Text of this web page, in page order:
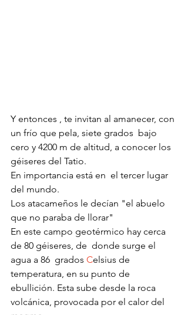
Y entonces , te invitan al amanecer, con
un frío que pela, siete grados  bajo
cero y 4200 m de altitud, a conocer los
géiseres del Tatio.
En importancia está en  el tercer lugar
del mundo.
Los atacameños le decían "el abuelo
que no paraba de llorar"
En este campo geotérmico hay cerca
de 80 géiseres, de  donde surge el
agua a 86  grados Celsius de
temperatura, en su punto de
ebullición. Esta sube desde la roca
volcánica, provocada por el calor del